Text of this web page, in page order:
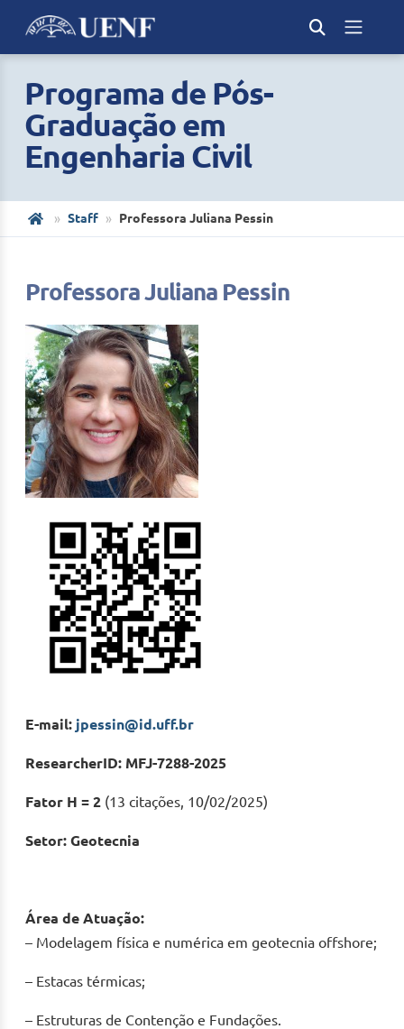
Programa de Pós-
Graduação em
Engenharia Civil
Staff Professora Juliana Pessin
Professora Juliana Pessin
E-mail: jpessin@id.uff.br
ResearcherID: MFJ-7288-2025
Fator H = 2 (13 citações, 10/02/2025)
Setor: Geotecnia
Área de Atuação:
– Modelagem física e numérica em geotecnia offshore;
– Estacas térmicas;
– Estruturas de Contenção e Fundações.